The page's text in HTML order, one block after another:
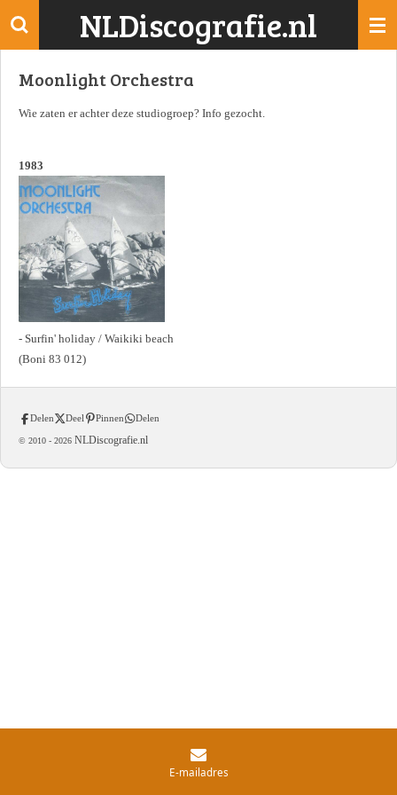
Ga
de
NLDiscografie.nl
Moonlight Orchestra
Wie zaten er achter deze studiogroep? Info gezocht.
1983
- Surfin' holiday / Waikiki beach
(Boni 83 012)
Delen Deel Pinnen Delen
© 2010 - 2026 NLDiscografie.nl
E-mailadres